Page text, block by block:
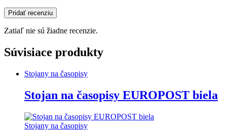
Zatiaľ nie sú žiadne recenzie.
Súvisiace produkty
Stojany na časopisy
Stojan na časopisy EUROPOST biela
Stojany na časopisy